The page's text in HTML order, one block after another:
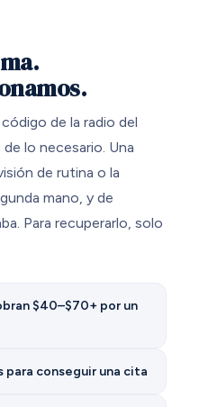
de la radio del
lo necesario. Una
de rutina o la
mano, y de
Para recuperarlo, solo
$40–$70+ por un
para conseguir una cita